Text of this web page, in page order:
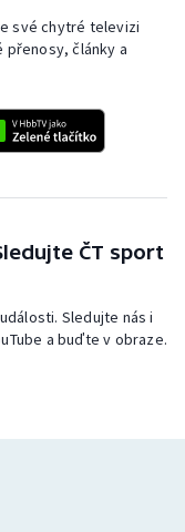
své chytré televizi
přenosy, články a
ČT sport
Sledujte nás i
a buďte v obraze.